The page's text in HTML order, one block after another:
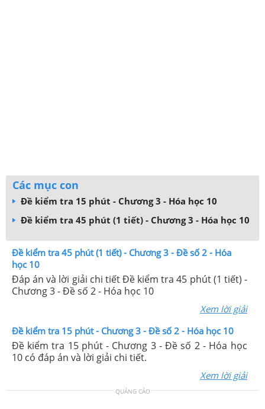
Các mục con
Đề kiểm tra 15 phút - Chương 3 - Hóa học 10
Đề kiểm tra 45 phút (1 tiết) - Chương 3 - Hóa học 10
Đề kiểm tra 45 phút (1 tiết) - Chương 3 - Đề số 2 - Hóa
học 10
Đáp án và lời giải chi tiết Đề kiểm tra 45 phút (1 tiết) -
Chương 3 - Đề số 2 - Hóa học 10
Xem lời giải
Đề kiểm tra 15 phút - Chương 3 - Đề số 2 - Hóa học 10
Đề kiểm tra 15 phút - Chương 3 - Đề số 2 - Hóa học
10 có đáp án và lời giải chi tiết.
Xem lời giải
QUẢNG CÁO